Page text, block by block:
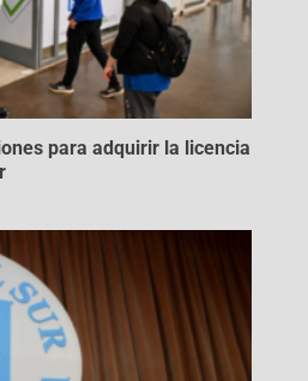
para adquirir la licencia